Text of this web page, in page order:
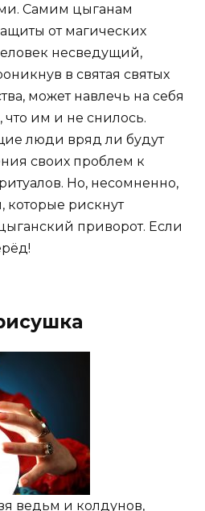
Самим цыганам
от магических
несведущий,
в святая святых
может навлечь на себя
что им и не снилось.
люди вряд ли будут
своих проблем к
Но, несомненно,
которые рискнут
приворот. Если
ведьм и колдунов,